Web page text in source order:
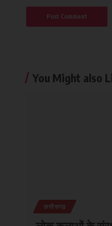
You Might also
छत्तीसगढ़